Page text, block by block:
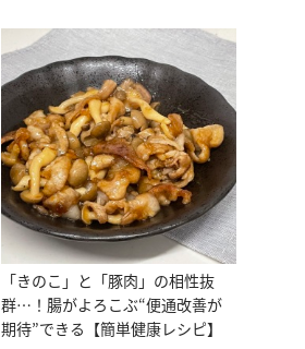
「きのこ」と「豚肉」の相性抜
群…！腸がよろこぶ“便通改善が
期待”できる【簡単健康レシピ】